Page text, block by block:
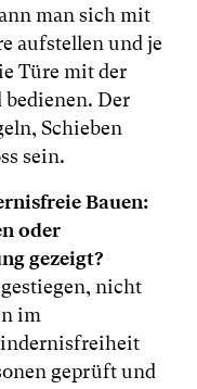
man sich mit
aufstellen und je
Türe mit der
Der
Schieben
sein.
Bauen:
oder
gezeigt?
nicht
im
geprüft und